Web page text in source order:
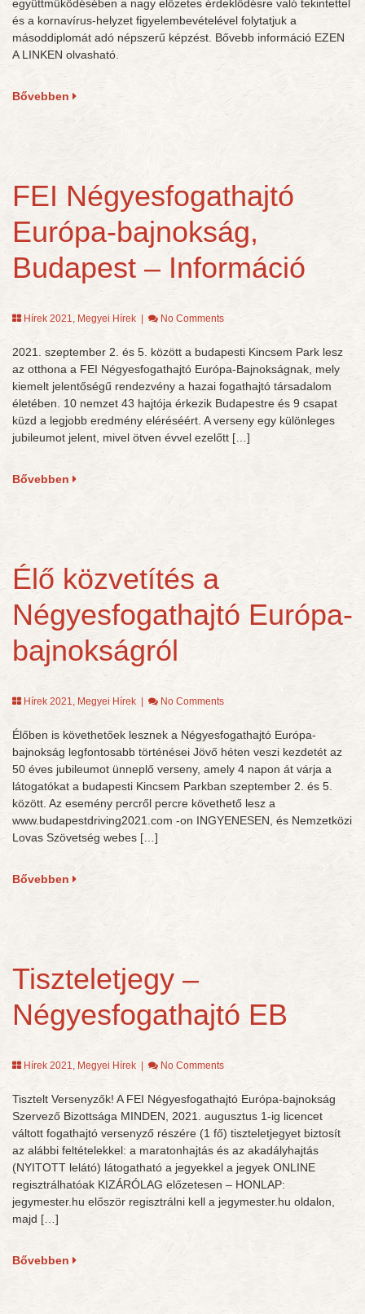
együttműködésében a nagy előzetes érdeklődésre való tekintettel
és a kornavírus-helyzet figyelembevételével folytatjuk a
másoddiplomát adó népszerű képzést. Bővebb információ EZEN
A LINKEN olvasható.
Bővebben
FEI Négyesfogathajtó
Európa-bajnokság,
Budapest – Információ
Hírek 2021, Megyei Hírek No Comments
2021. szeptember 2. és 5. között a budapesti Kincsem Park lesz
az otthona a FEI Négyesfogathajtó Európa-Bajnokságnak, mely
kiemelt jelentőségű rendezvény a hazai fogathajtó társadalom
életében. 10 nemzet 43 hajtója érkezik Budapestre és 9 csapat
küzd a legjobb eredmény eléréséért. A verseny egy különleges
jubileumot jelent, mivel ötven évvel ezelőtt […]
Bővebben
Élő közvetítés a
Négyesfogathajtó Európa-
bajnokságról
Hírek 2021, Megyei Hírek No Comments
Élőben is követhetőek lesznek a Négyesfogathajtó Európa-
bajnokság legfontosabb történései Jövő héten veszi kezdetét az
50 éves jubileumot ünneplő verseny, amely 4 napon át várja a
látogatókat a budapesti Kincsem Parkban szeptember 2. és 5.
között. Az esemény percről percre követhető lesz a
www.budapestdriving2021.com -on INGYENESEN, és Nemzetközi
Lovas Szövetség webes […]
Bővebben
Tiszteletjegy –
Négyesfogathajtó EB
Hírek 2021, Megyei Hírek No Comments
Tisztelt Versenyzők! A FEI Négyesfogathajtó Európa-bajnokság
Szervező Bizottsága MINDEN, 2021. augusztus 1-ig licencet
váltott fogathajtó versenyző részére (1 fő) tiszteletjegyet biztosít
az alábbi feltételekkel: a maratonhajtás és az akadályhajtás
(NYITOTT lelátó) látogatható a jegyekkel a jegyek ONLINE
regisztrálhatóak KIZÁRÓLAG előzetesen – HONLAP:
jegymester.hu először regisztrálni kell a jegymester.hu oldalon,
majd […]
Bővebben